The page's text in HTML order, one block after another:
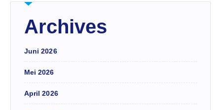
Archives
Juni 2026
Mei 2026
April 2026